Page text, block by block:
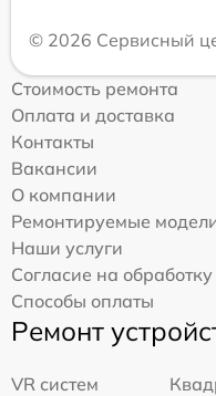
© 2026 Сервисный
Стоимость ремонта
Оплата и доставка
Контакты
Вакансии
О компании
Ремонтируемые
Наши услуги
Согласие на
Способы оплаты
Ремонт
VR систем